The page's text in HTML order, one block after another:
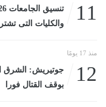
11
والكليات التى
منذ 17 يومًا
12
جوتيريش: الشرق
بوقف القتال فورا